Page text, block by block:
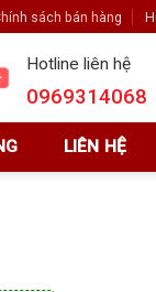
sách bán hàng
Hotline liên hệ
0969314068
LIÊN HỆ